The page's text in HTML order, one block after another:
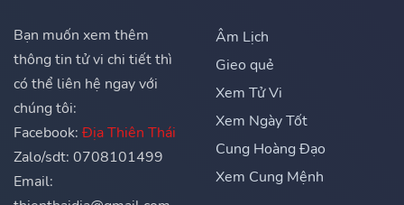
Bạn muốn xem thêm
thông tin tử vi chi tiết thì
có thể liên hệ ngay với
chúng tôi:
Facebook: Địa Thiên Thái
Zalo/sdt: 0708101499
Email:
Âm Lịch
Gieo quẻ
Xem Tử Vi
Xem Ngày Tốt
Cung Hoàng Đạo
Xem Cung Mệnh